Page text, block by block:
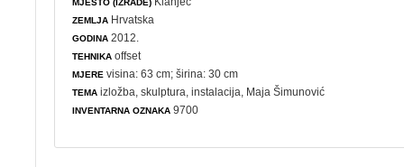
MJESTO (IZRADE)
ZEMLJA Hrvatska
GODINA 2012.
TEHNIKA offset
MJERE visina: 63 cm; širina: 30 cm
TEMA izložba ,skulptura ,instalacija , Maja Šimunović
INVENTARNA OZNAKA 9700